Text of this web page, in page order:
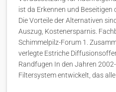
ist da Erkennen und Beseitigen
Die Vorteile der Alternativen
Auszug, Kostenersparnis.
Schimmelpilz-Forum 1.
verlegte Estriche
Randfugen In den Jahren
Filtersystem entwickelt, das